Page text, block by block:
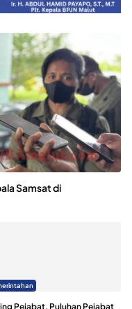
Samsat di
Pejabat, Puluhan Pejabat